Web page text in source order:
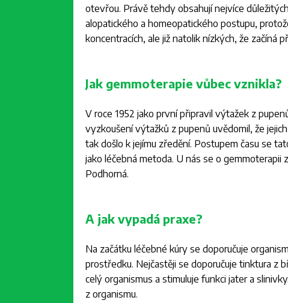
otevřou. Právě tehdy obsahují nejvíce
alopatického a homeopatického postupu,
koncentracích, ale již natolik nízkých, že začíná
Jak gemmoterapie vůbec vznikla?
V roce 1952 jako první připravil výtažek z
vyzkoušení výtažků z pupenů uvědomil, že
tak došlo k jejímu zředění. Postupem času se
jako léčebná metoda. U nás se o gemmoterapii
Podhorná.
A jak vypadá praxe?
Na začátku léčebné kúry se doporučuje
prostředku. Nejčastěji se doporučuje tinktura z
celý organismus a stimuluje funkci jater a
z organismu.